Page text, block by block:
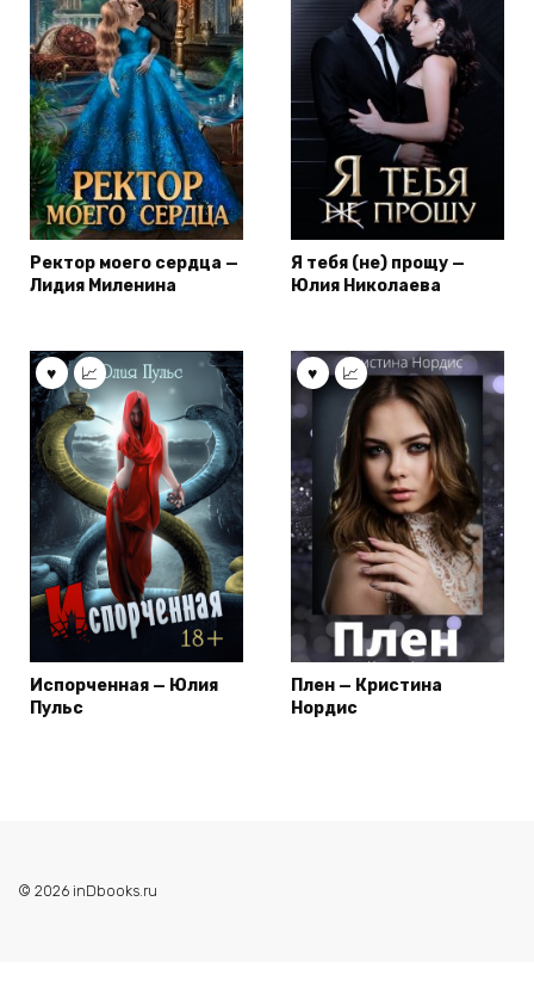
Ректор моего сердца —
Лидия Миленина
Я тебя (не) прощу —
Юлия Николаева
Испорченная — Юлия
Пульс
Плен — Кристина
Нордис
© 2026 inDbooks.ru